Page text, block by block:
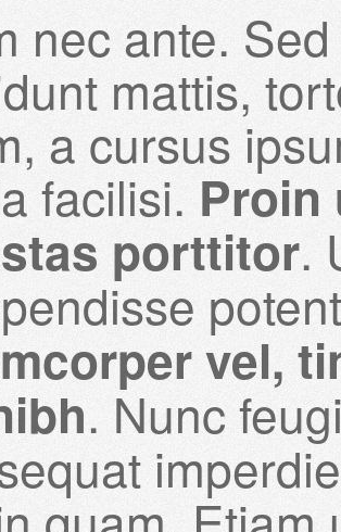
nec ante.
mattis,
a cursus
facilisi. Proin
porttitor.
vel,
. Nunc